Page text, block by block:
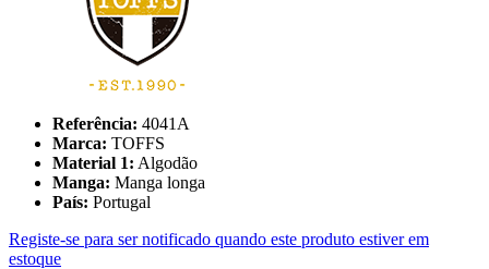
Referência: 4041A
Marca: TOFFS
Material 1: Algodão
Manga: Manga longa
País: Portugal
Registe-se para ser notificado quando este produto estiver em
estoque